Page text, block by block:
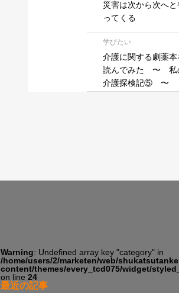
災害は次から次へと
ってくる
学びたい
介護に関する劇薬本
読んでみた 〜 私
介護探検記⑤ 〜
Warning: Undefined array key "category" in
/home/users/2/marketen/web/
content/themes/every_tcd075/widget/
on line24
最近の記事